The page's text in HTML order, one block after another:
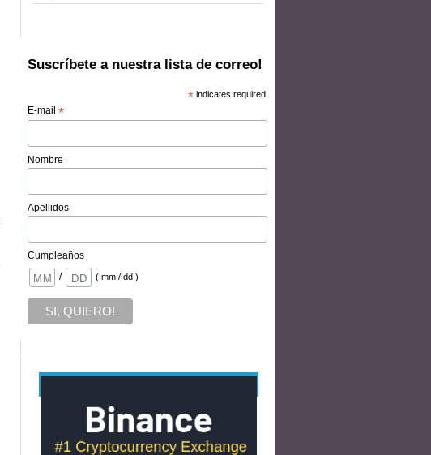
Suscríbete a nuestra lista de correo!
*indicates required
E-mail*
Nombre
Apellidos
Cumpleaños
/
( mm / dd )